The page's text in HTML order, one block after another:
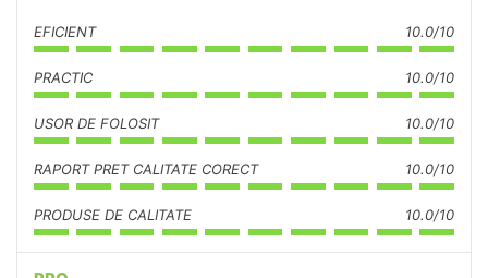
EFICIENT 10.0/10
PRACTIC 10.0/10
USOR DE FOLOSIT 10.0/10
RAPORT PRET CALITATE CORECT 10.0/10
PRODUSE DE CALITATE 10.0/10